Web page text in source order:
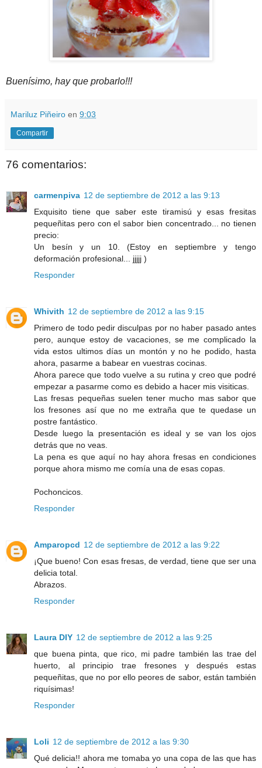
Buenísimo, hay que probarlo!!!
Mariluz Piñeiro en 9:03
Compartir
76 comentarios:
carmenpiva 12 de septiembre de 2012 a las 9:13
Exquisito tiene que saber este tiramisú y esas fresitas
pequeñitas pero con el sabor bien concentrado... no tienen
precio:
Un besín y un 10. (Estoy en septiembre y tengo
deformación profesional... jjjjj )
Responder
Whivith 12 de septiembre de 2012 a las 9:15
Primero de todo pedir disculpas por no haber pasado antes
pero, aunque estoy de vacaciones, se me complicado la
vida estos ultimos días un montón y no he podido, hasta
ahora, pasarme a babear en vuestras cocinas.
Ahora parece que todo vuelve a su rutina y creo que podré
empezar a pasarme como es debido a hacer mis visiticas.
Las fresas pequeñas suelen tener mucho mas sabor que
los fresones así que no me extraña que te quedase un
postre fantástico.
Desde luego la presentación es ideal y se van los ojos
detrás que no veas.
La pena es que aquí no hay ahora fresas en condiciones
porque ahora mismo me comía una de esas copas.
Pochoncicos.
Responder
Amparopcd 12 de septiembre de 2012 a las 9:22
¡Que bueno! Con esas fresas, de verdad, tiene que ser una
delicia total.
Abrazos.
Responder
Laura DIY 12 de septiembre de 2012 a las 9:25
que buena pinta, que rico, mi padre también las trae del
huerto, al principio trae fresones y después estas
pequeñitas, que no por ello peores de sabor, están también
riquísimas!
Responder
Loli 12 de septiembre de 2012 a las 9:30
Qué delicia!! ahora me tomaba yo una copa de las que has